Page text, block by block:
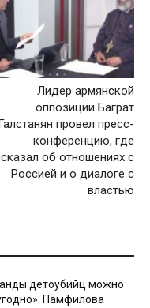
Лидер армянской
оппозиции Баграт
провел пресс-
конференцию, где
об отношениях с
Россией и о диалоге с
властью
детоубийц можно
Памфилова